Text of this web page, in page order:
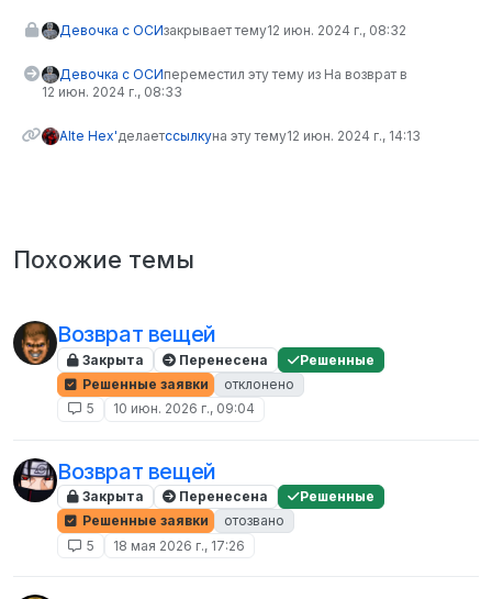
Девочка с ОСИзакрывает тему12 июн. 2024 г., 08:32
Девочка с ОСИпереместил эту тему из На возврат в
12 июн. 2024 г., 08:33
Alte Hex'делаетссылкуна эту тему12 июн. 2024 г., 14:13
Похожие темы
Возврат вещей
Закрыта Перенесена
Решенные
Решенные заявки
отклонено
5
10 июн. 2026 г., 09:04
Возврат вещей
Закрыта Перенесена
Решенные
Решенные заявки
отозвано
5
18 мая 2026 г., 17:26